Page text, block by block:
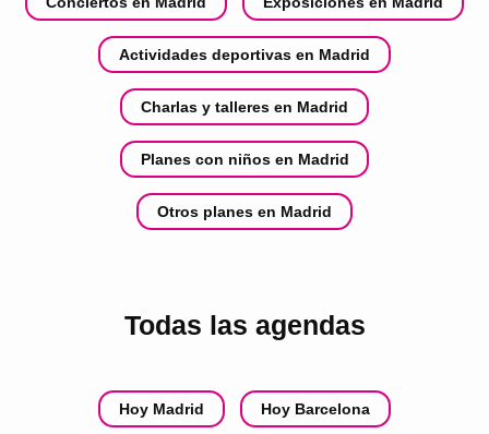
Actividades deportivas en Madrid
Charlas y talleres en Madrid
Planes con niños en Madrid
Otros planes en Madrid
Todas las agendas
Hoy Madrid Hoy Barcelona